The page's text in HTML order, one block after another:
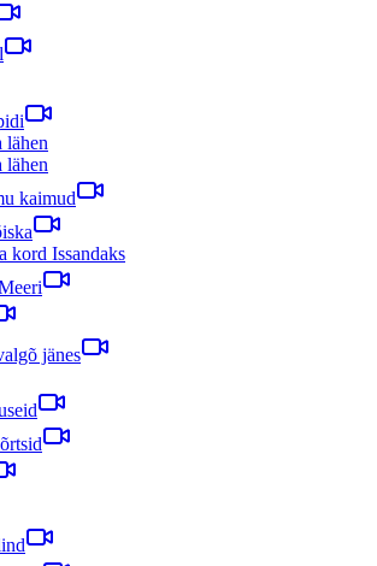
lähen
lähen
kaimud
kord Issandaks
jänes